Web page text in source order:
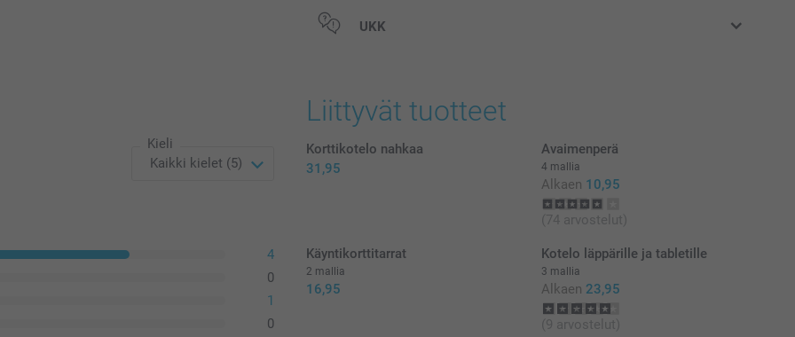
Kaikki hinnat ovat euroina, sisältävät arvonlisäveron ja eivät sisällä
UKK
Kieli
4
0
1
0
Liittyvät tuotteet
Korttikotelo nahkaa
31,95
Avaimenperä
4 mallia
Alkaen 10,95
(74 arvostelut)
Käyntikorttitarrat
2 mallia
16,95
Kotelo läppärille ja tabletille
3 mallia
Alkaen 23,95
(9 arvostelut)